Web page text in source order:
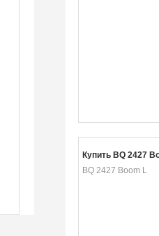
Купить BQ 2427
BQ 2427 Boom L